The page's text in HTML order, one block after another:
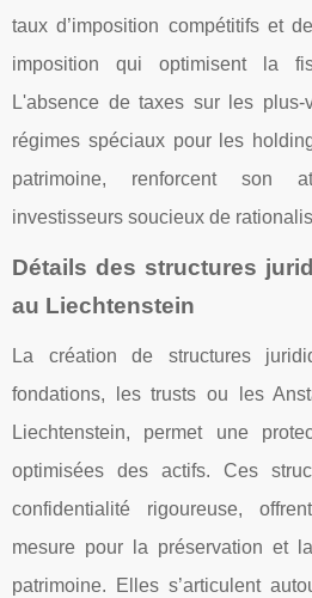
taux d’imposition compétitifs et
imposition qui optimisent la
L'absence de taxes sur les
régimes spéciaux pour les
patrimoine, renforcent son
investisseurs soucieux de
Détails des structures
au Liechtenstein
La création de structures
fondations, les trusts ou les
Liechtenstein, permet une
optimisées des actifs. Ces
confidentialité rigoureuse,
mesure pour la préservation et
patrimoine. Elles s’articulent